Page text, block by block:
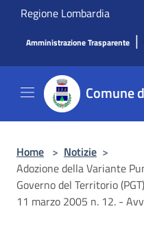
Salta al contenuto principale
Regione Lombardia
Amministrazione Trasparente |
Comune
Home > Notizie >
Adozione della Variante
Governo del Territorio
11 marzo 2005 n. 12. -